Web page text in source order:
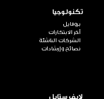
تكنولوجيا
بروفايل
آخر الابتكارات
الشركات الناشئة
نصائح وإرشادات
لايف ستايل